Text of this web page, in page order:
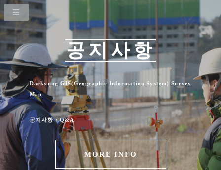
공지사항
Daekyung GIS(Geographic Information System) Survey
Map
공지사항 / Q&A
MORE INFO